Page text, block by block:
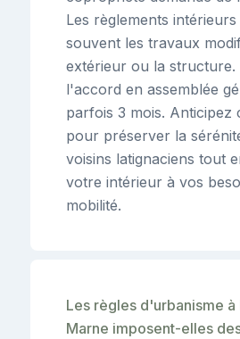
Les règlements
souvent les travaux
extérieur ou la structure.
l'accord en assemblée
parfois 3 mois. Anticipez
pour préserver la
voisins latignaciens tout
votre intérieur à vos
mobilité.
Les règles d'urbanisme à
Marne imposent-elles